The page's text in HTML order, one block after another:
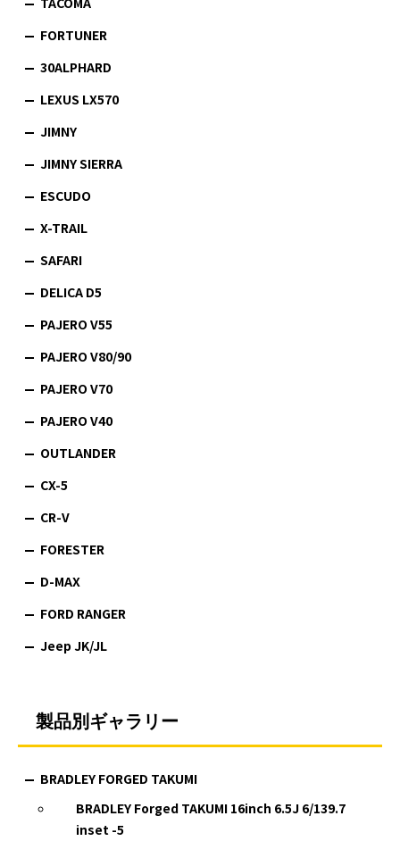
FORTUNER
30ALPHARD
LEXUS LX570
JIMNY
JIMNY SIERRA
ESCUDO
X-TRAIL
SAFARI
DELICA D5
PAJERO V55
PAJERO V80/90
PAJERO V70
PAJERO V40
OUTLANDER
CX-5
CR-V
FORESTER
D-MAX
FORD RANGER
Jeep JK/JL
製品別ギャラリー
BRADLEY FORGED TAKUMI
BRADLEY Forged TAKUMI 16inch 6.5J 6/139.7
inset -5